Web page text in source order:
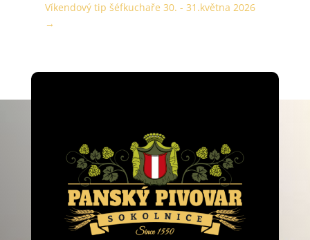
Víkendový tip šéfkuchaře 30. - 31.května 2026
→